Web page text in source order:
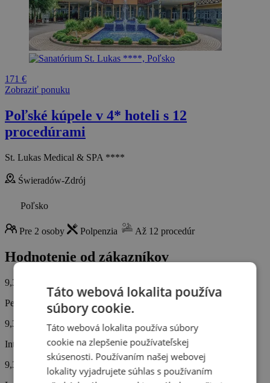
171 €
Zobraziť ponuku
Poľské kúpele v 4* hoteli s 12
procedúrami
St. Lukas Medical & SPA ****
Świeradów-Zdrój
Poľsko
Pre 2 osoby Polpenzia Až 12 procedúr
Hodnotenie od zákazníkov
9,3/10
Personál
9,3
Interiér hotela
9,3
Táto webová lokalita používa
súbory cookie.
Táto webová lokalita používa súbory
cookie na zlepšenie používateľskej
skúsenosti. Používaním našej webovej
lokality vyjadrujete súhlas s používaním